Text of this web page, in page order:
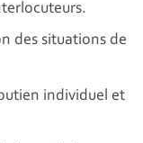
des situations de
individuel et